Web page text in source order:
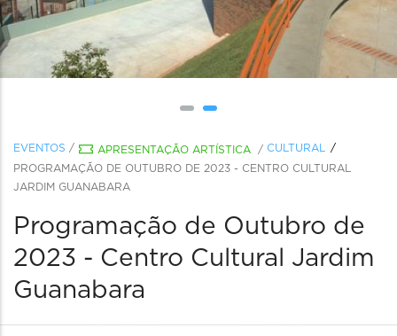
EVENTOS / APRESENTAÇÃO ARTÍSTICA / CULTURAL
PROGRAMAÇÃO DE OUTUBRO DE 2023 - CENTRO CULTURAL
JARDIM GUANABARA
Programação de Outubro de
2023 - Centro Cultural Jardim
Guanabara